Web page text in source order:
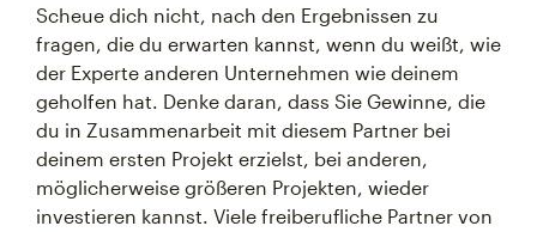
Scheue dich nicht, nach den Ergebnissen zu
fragen, die du erwarten kannst, wenn du weißt, wie
der Experte anderen Unternehmen wie deinem
geholfen hat. Denke daran, dass Sie Gewinne, die
du in Zusammenarbeit mit diesem Partner bei
deinem ersten Projekt erzielst, bei anderen,
möglicherweise größeren Projekten, wieder
investieren kannst. Viele freiberufliche Partner von